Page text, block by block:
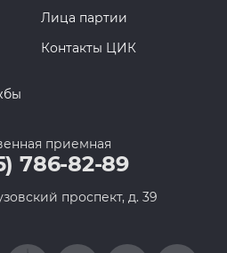
Лица партии
Контакты ЦИК
приемная
786-82-89
проспект, д. 39